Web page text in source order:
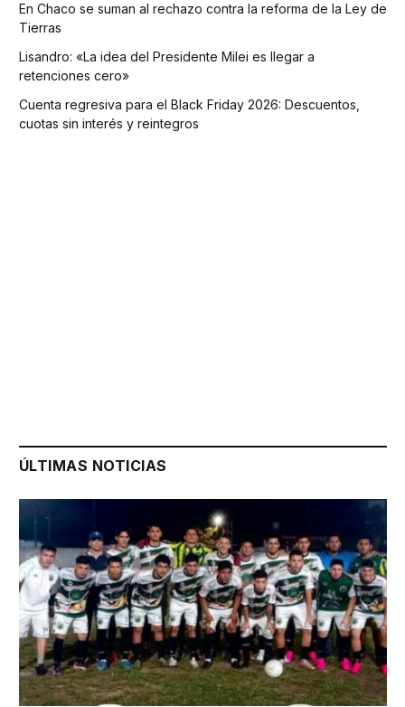
En Chaco se suman al rechazo contra la reforma de la Ley de
Tierras
Lisandro: «La idea del Presidente Milei es llegar a
retenciones cero»
Cuenta regresiva para el Black Friday 2026: Descuentos,
cuotas sin interés y reintegros
ÚLTIMAS NOTICIAS